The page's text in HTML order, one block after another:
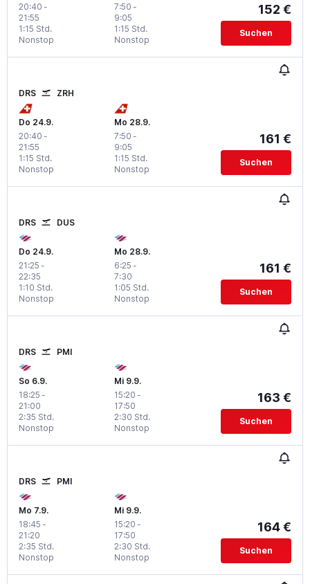
20:40 -
21:55
Nonstop
1:15 Std.
7:50 -
9:05
Nonstop
1:15 Std.
152 €
Suchen
DRS ZRH
Do 24.9.
20:40 -
21:55
Nonstop
1:15 Std.
Mo 28.9.
7:50 -
9:05
Nonstop
1:15 Std.
161 €
Suchen
DRS DUS
Do 24.9.
21:25 -
22:35
Nonstop
1:10 Std.
Mo 28.9.
6:25 -
7:30
Nonstop
1:05 Std.
161 €
Suchen
DRS PMI
So 6.9.
18:25 -
21:00
Nonstop
2:35 Std.
Mi 9.9.
15:20 -
17:50
Nonstop
2:30 Std.
163 €
Suchen
DRS PMI
Mo 7.9.
18:45 -
21:20
Nonstop
2:35 Std.
Mi 9.9.
15:20 -
17:50
Nonstop
2:30 Std.
164 €
Suchen